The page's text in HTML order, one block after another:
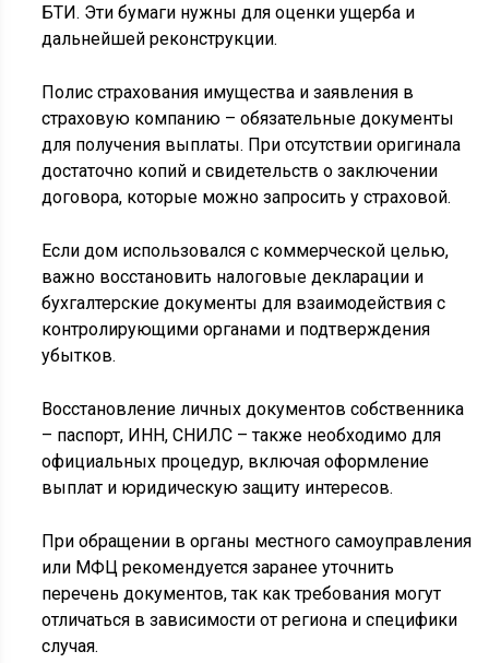
БТИ. Эти бумаги нужны для оценки ущерба и
дальнейшей реконструкции.
Полис страхования имущества и заявления в
страховую компанию – обязательные документы
для получения выплаты. При отсутствии оригинала
достаточно копий и свидетельств о заключении
договора, которые можно запросить у страховой.
Если дом использовался с коммерческой целью,
важно восстановить налоговые декларации и
бухгалтерские документы для взаимодействия с
контролирующими органами и подтверждения
убытков.
Восстановление личных документов собственника
– паспорт, ИНН, СНИЛС – также необходимо для
официальных процедур, включая оформление
выплат и юридическую защиту интересов.
При обращении в органы местного самоуправления
или МФЦ рекомендуется заранее уточнить
перечень документов, так как требования могут
отличаться в зависимости от региона и специфики
случая.